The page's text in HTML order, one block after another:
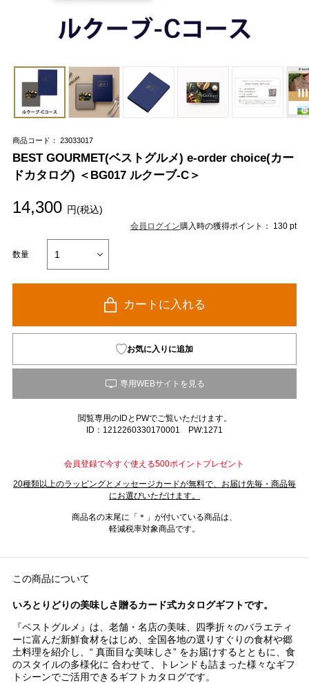
商品コード： 23033017
BEST GOURMET(ベストグルメ) e-order choice(カー
ドカタログ) ＜BG017 ルクーブ-C＞
14,300 円(税込)
会員ログイン購入時の獲得ポイント： 130 pt
数量
カートに入れる
お気に入りに追加
閲覧専用のIDとPWでご覧いただけます。
ID：1212260330170001 PW:1271
会員登録で今すぐ使える500ポイントプレゼント
20種類以上のラッピングとメッセージカードが無料で、お届け先毎・商品毎
にお選びいただけます。
商品名の末尾に「＊」が付いている商品は、
軽減税率対象商品です。
この商品について
いろとりどりの美味しさ贈るカード式カタログギフトです。
『ベストグルメ』は、老舗・名店の美味、四季折々のバラエティ
ーに富んだ新鮮食材をはじめ、全国各地の選りすぐりの食材や郷
土料理を紹介し、“ 真面目な美味しさ” をお届けするとともに、食
のスタイルの多様化に 合わせて、トレンドも詰まった様々なギフ
トシーンでご活用できるギフトカタログです。